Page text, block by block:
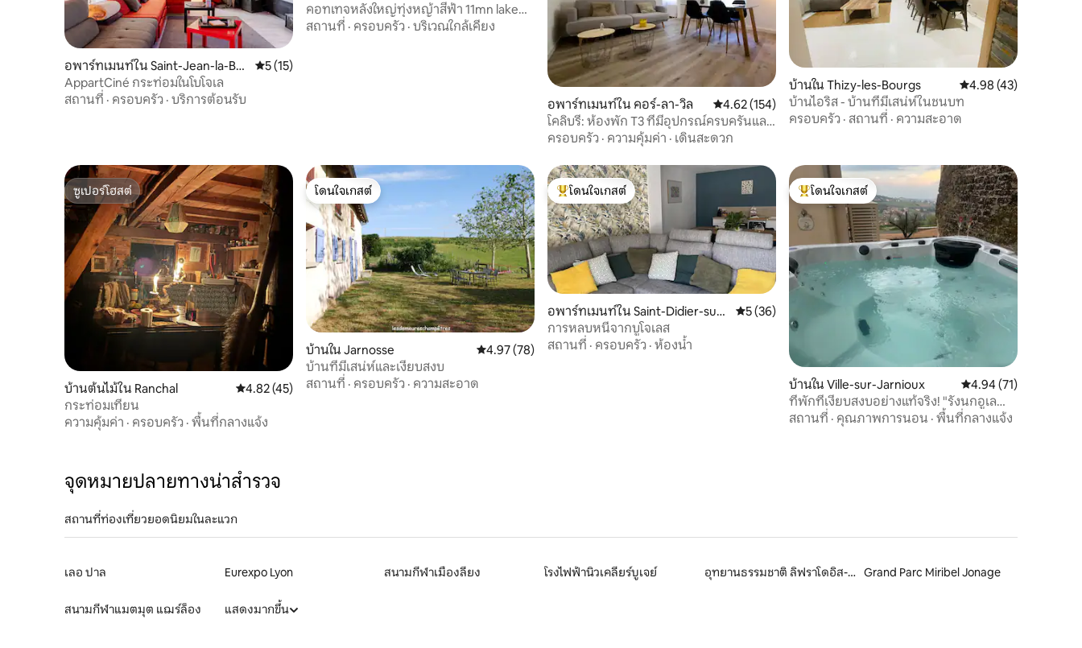
อพาร์ทเมนท์ใน Saint-Jean-la-Bus
sière
คะแนนเฉลี่ย 5 จาก 5, 15 รีวิว
5 (15)
AppartCiné กระท่อมในโบโจเล
สถานที่ · ครอบครัว · บริการต้อนรับ
คอทเทจหลังใหญ่ทุ่งหญ้าสีฟ้า 11mn lake
(gite)
สถานที่ · ครอบครัว · บริเวณใกล้เคียง
อพาร์ทเมนท์ใน คอร์-ลา-วิล คะแนนเฉลี่ย 4.62 จาก 5, 154 รีวิว
4.62 (154)
โคลิบรี: ห้องพัก T3 ที่มีอุปกรณ์ครบครันและ
เงียบสงบ
ครอบครัว · ความคุ้มค่า · เดินสะดวก
บ้านใน Thizy-les-Bourgs คะแนนเฉลี่ย 4.98 จาก
4.98 (43)
บ้านไอริส - บ้านที่มีเสน่ห์ในชนบท
ครอบครัว · สถานที่ · ความสะอาด
ซูเปอร์โฮสต์
ซูเปอร์โฮสต์
บ้านต้นไม้ใน Ranchal คะแนนเฉลี่ย 4.82 จาก 5, 45 รีวิว
4.82 (45)
กระท่อมเทียน
ความคุ้มค่า · ครอบครัว · พื้นที่กลางแจ้ง
โดนใจเกสต์
โดนใจเกสต์
บ้านใน Jarnosse คะแนนเฉลี่ย 4.97 จาก 5, 78 รีวิว
4.97 (78)
บ้านที่มีเสน่ห์และเงียบสงบ
สถานที่ · ครอบครัว · ความสะอาด
โดนใจเกสต์ที่สุด
โดนใจเกสต์
อพาร์ทเมนท์ใน Saint-Didier-sur-
Beaujeu
คะแนนเฉลี่ย 5 จาก 5, 36 รีวิว
5 (36)
การหลบหนีจากบูโจเลส
สถานที่ · ครอบครัว · ห้องน้ำ
โดนใจเกสต์ที่สุด
โดนใจเกสต์
บ้านใน Ville-sur-Jarnioux คะแนนเฉลี่ย 4.94 จาก
4.94 (71)
ที่พักที่เงียบสงบอย่างแท้จริง! "รังนกอูเล
ซาเฌ"
สถานที่ · คุณภาพการนอน · พื้นที่กลางแจ้ง
จุดหมายปลายทางน่าสำรวจ
สถานที่ท่องเที่ยวยอดนิยมในละแวก
เลอ ปาล Eurexpo Lyon สนามกีฬาเมืองลียง โรงไฟฟ้านิวเคลียร์บูเจย์ อุทยานธรรมชาติ ลิฟราโดอิส-ฟอเรซ Grand Parc Miribel Jonage
สนามกีฬาแมตมุต แฌร์ล็อง แสดงมากขึ้น